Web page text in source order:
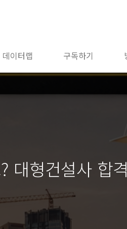
데이터랩 구독하기
대형건설사 합